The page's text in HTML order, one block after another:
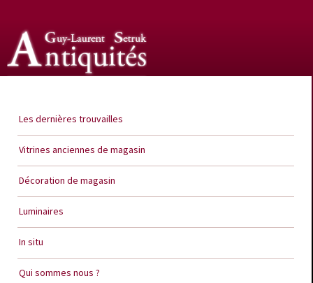
Les dernières trouvailles
Vitrines anciennes de magasin
Décoration de magasin
Luminaires
In situ
Qui sommes nous ?